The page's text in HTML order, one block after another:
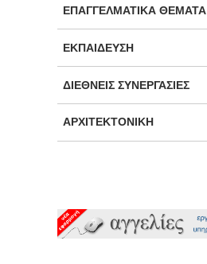
ΕΠΑΓΓΕΛΜΑΤΙΚΆ ΘΈΜΑΤΑ
ΕΚΠΑΊΔΕΥΣΗ
ΔΙΕΘΝΕΊΣ ΣΥΝΕΡΓΑΣΊΕΣ
ΑΡΧΙΤΕΚΤΟΝΙΚΉ